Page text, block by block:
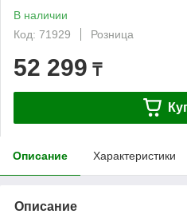
В наличии
Код: 71929
Розница
52 299 ₸
Описание Характеристики
Описание